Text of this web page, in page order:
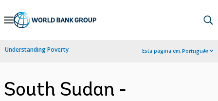
Skip
Navigation
Understanding Poverty Esta página em:Português
South Sudan -